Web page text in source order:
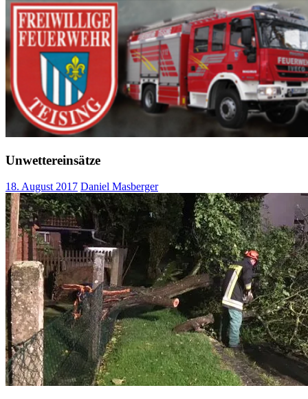
Unwettereinsätze
18. August 2017 Daniel Masberger